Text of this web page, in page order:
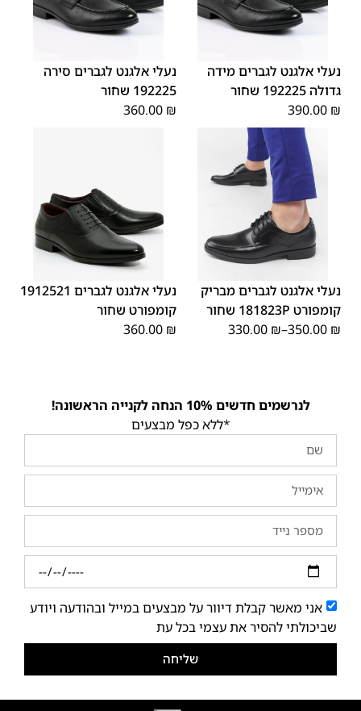
נעלי אלגנט לגברים מידה
גדולה 192225 שחור
390.00 ₪
40
41
42
43
44
45
נעלי אלגנט לגברים סירה
192225 שחור
360.00 ₪
41
42
43
44
45
נעלי אלגנט לגברים מבריק
קומפורט 181823P שחור
330.00 ₪–350.00 ₪
39
40
41
42
43
נעלי אלגנט לגברים 1912521
קומפורט שחור
360.00 ₪
לנרשמים חדשים 10% הנחה לקנייה הראשונה!
*ללא כפל מבצעים
אני מאשר קבלת דיוור על מבצעים במייל ובהודעה ויודע
שביכולתי להסיר את עצמי בכל עת
שליחה